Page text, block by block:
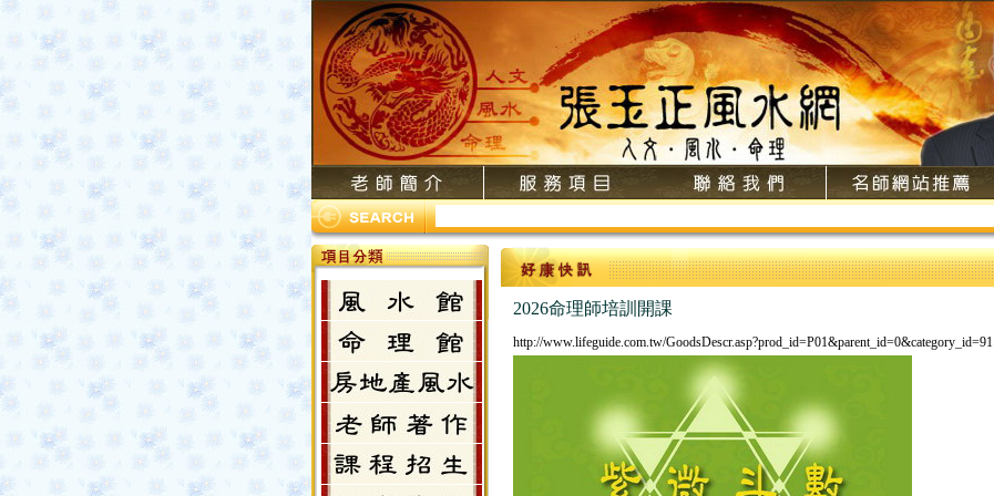
2026命理師培訓開課
http://www.lifeguide.com.tw/GoodsDescr.asp?prod_id=P01&parent_id=0&category_id=91